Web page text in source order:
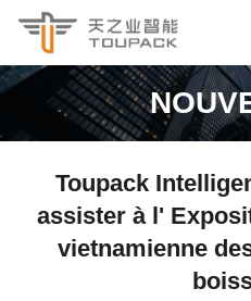
Toupack
assister à l'
vietnamienne